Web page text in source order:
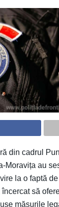
din cadrul
Moravița au
la o faptă
încercat să
măsurile